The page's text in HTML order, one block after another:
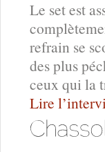
Le set est
refrain se
des plus
ceux qui la
Lire